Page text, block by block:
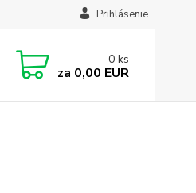
Prihlásenie
0 ks
za 0,00 EUR